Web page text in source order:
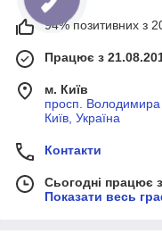
94% позитивних з
Працює з
м. Київ
просп. Володимира
Київ, Україна
Контакти
Сьогодні працює
Показати весь